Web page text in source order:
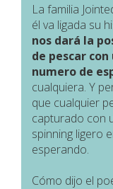
La familia
él va ligada su
nos dará la
de pescar
numero de
cualquiera. Y
que cualquier
capturado con
spinning ligero
esperando.
Cómo dijo el